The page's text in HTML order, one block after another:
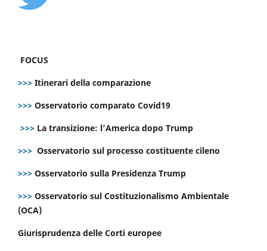
FOCUS
>>> Itinerari della comparazione
>>> Osservatorio comparato Covid19
>>> La transizione: l’America dopo Trump
>>> Osservatorio sul processo costituente cileno
>>> Osservatorio sulla Presidenza Trump
>>> Osservatorio sul Costituzionalismo Ambientale
(OCA)
Giurisprudenza delle Corti europee